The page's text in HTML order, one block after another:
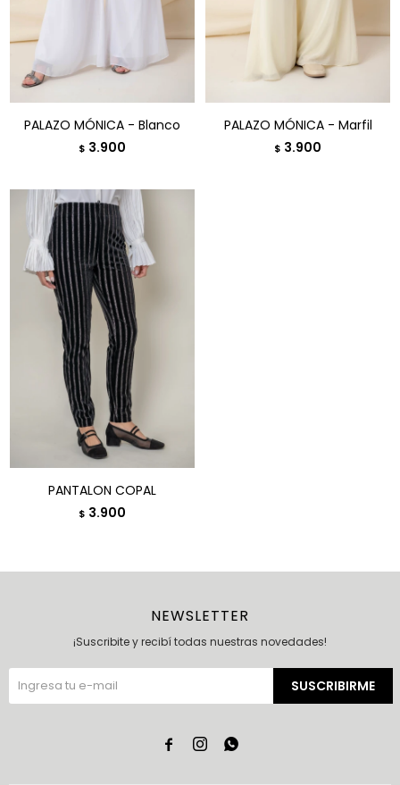
PALAZO MÓNICA - Blanco
$ 3.900
PALAZO MÓNICA - Marfil
$ 3.900
PANTALON COPAL
$ 3.900
NEWSLETTER
¡Suscribite y recibí todas nuestras novedades!
SUSCRIBIRME
  